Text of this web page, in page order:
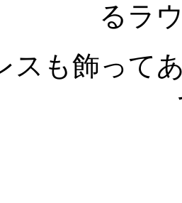
るラ
スも飾って